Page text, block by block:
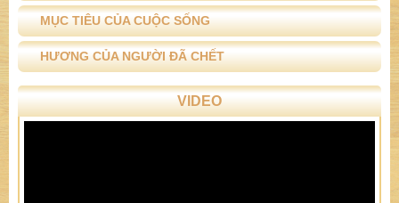
MỤC TIÊU CỦA CUỘC SỐNG
HƯƠNG CỦA NGƯỜI ĐÃ CHẾT
VIDEO